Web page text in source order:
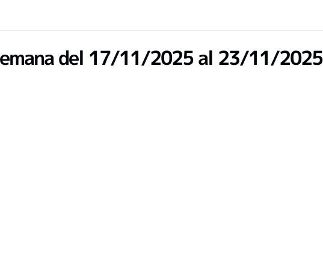
del 17/11/2025 al 23/11/2025